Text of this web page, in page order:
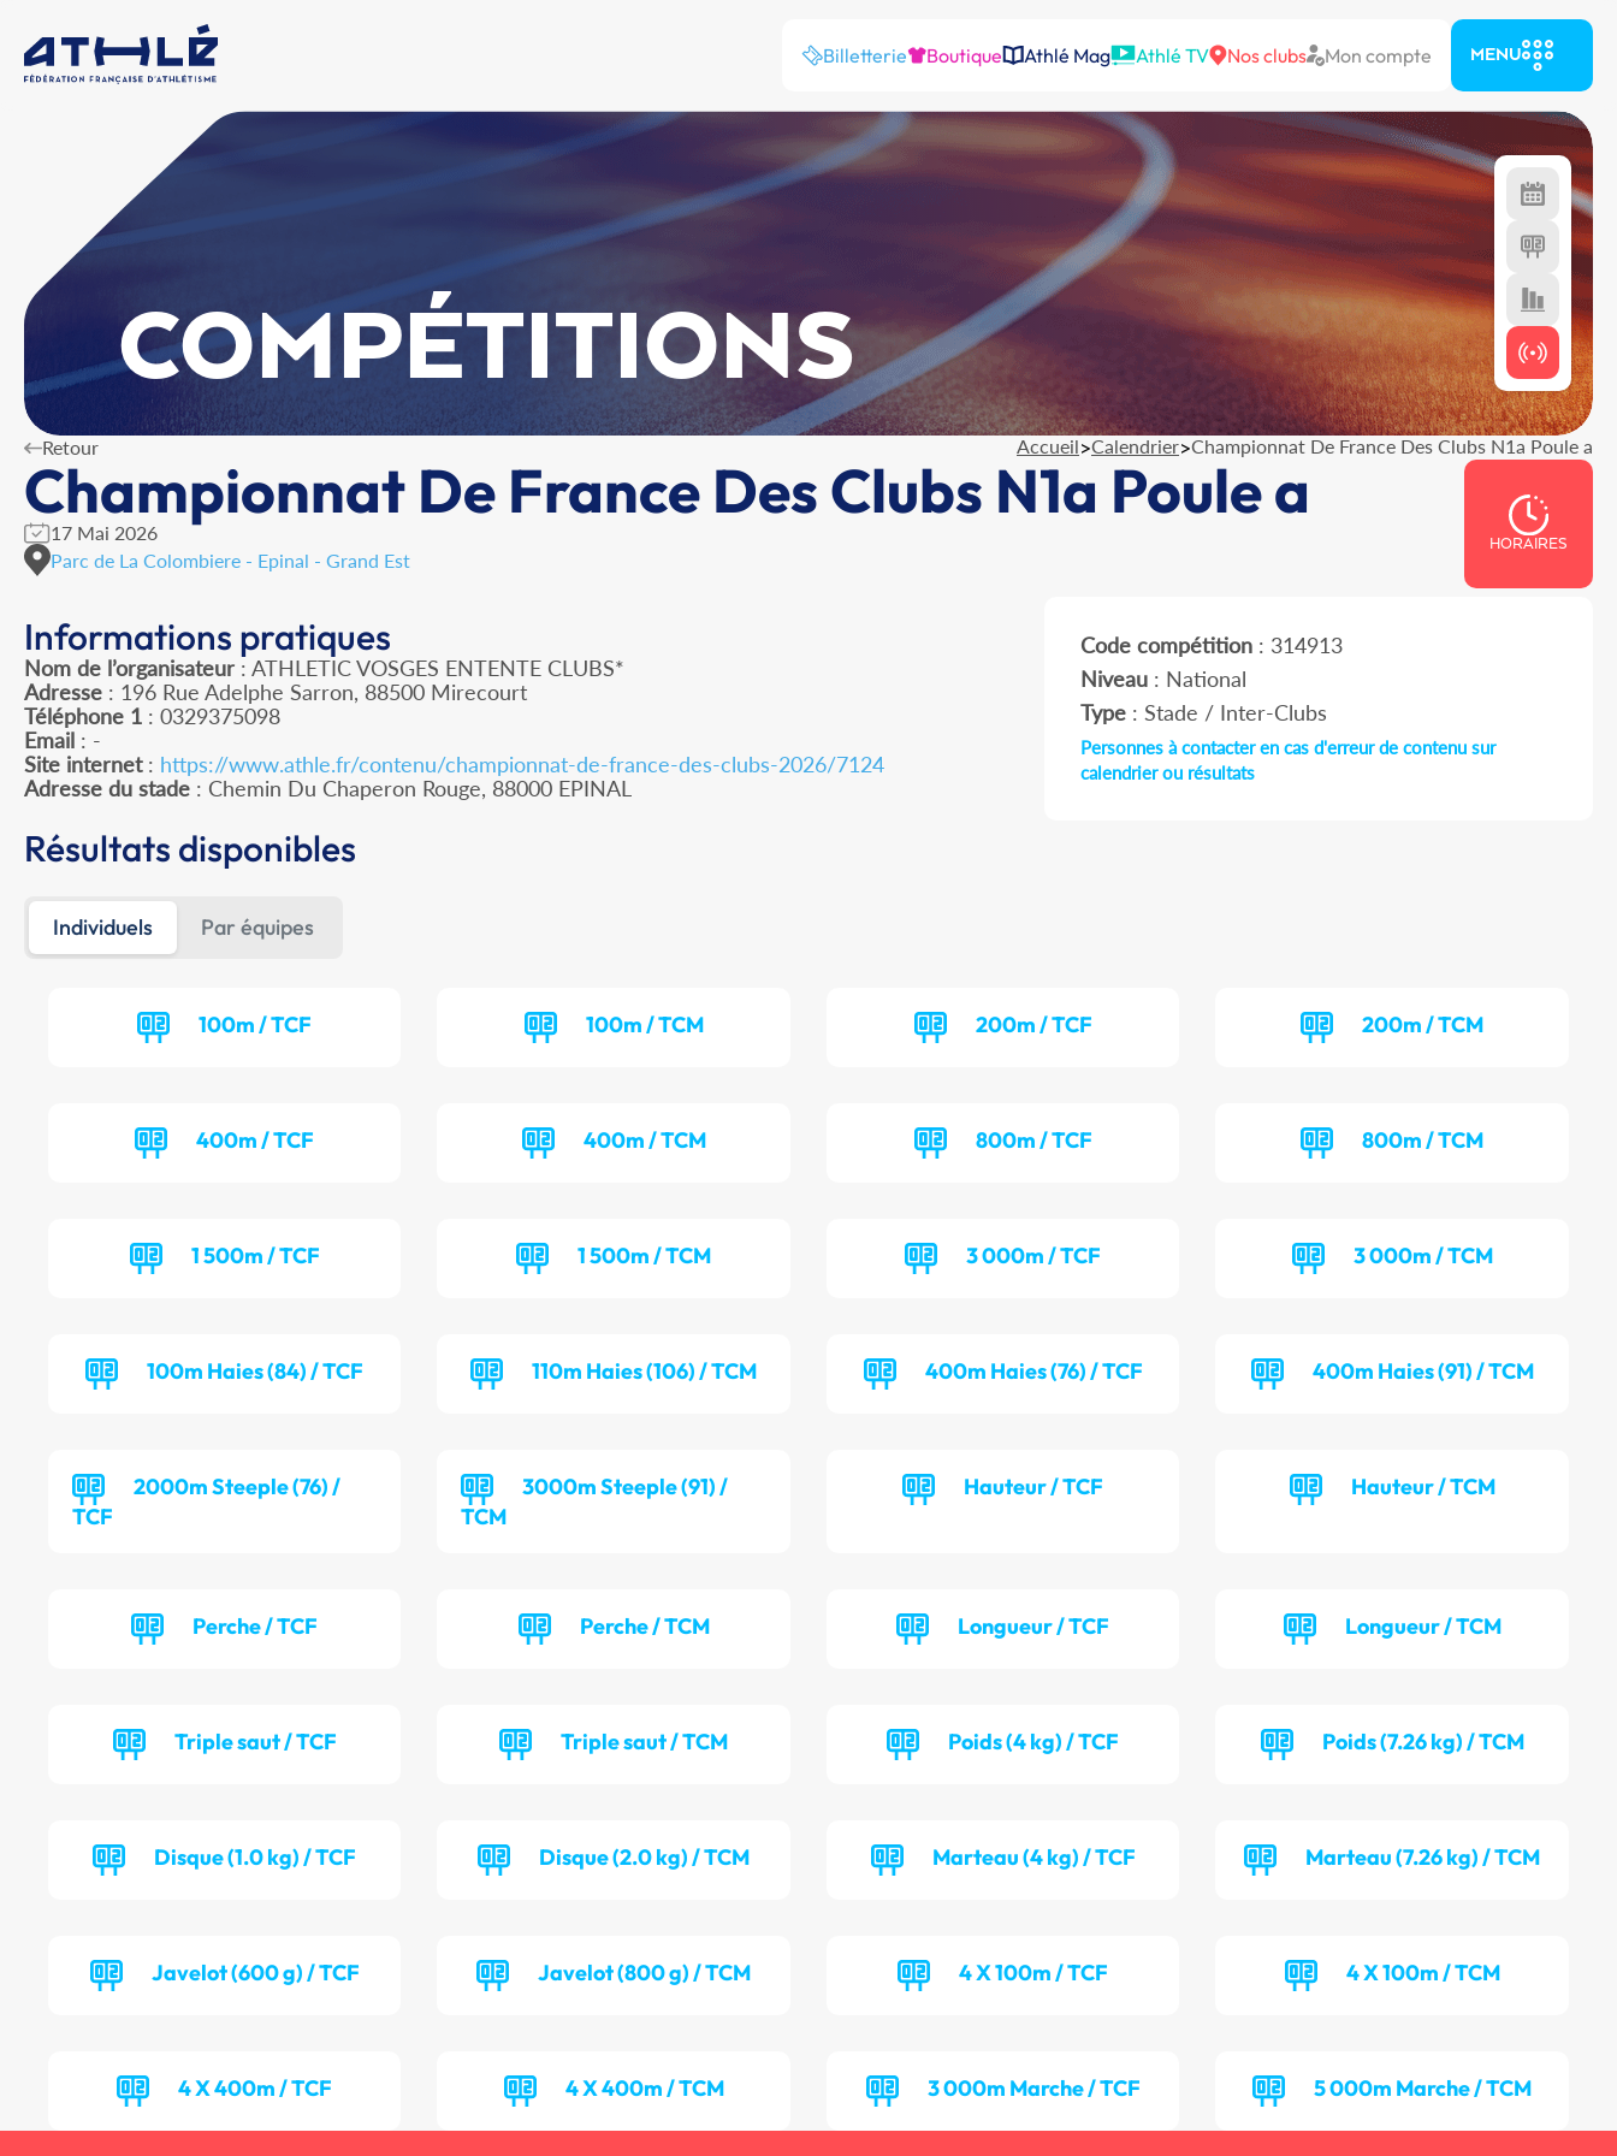
Billetterie Boutique Athlé Mag Athlé TV Nos clubs Mon compte MENU
COMPÉTITIONS
Retour Accueil>Calendrier>Championnat De France Des Clubs N1a Poule a
Championnat De France Des Clubs N1a Poule a
17 Mai 2026
Parc de La Colombiere - Epinal - Grand Est
HORAIRES
Informations pratiques
Nom de l’organisateur : ATHLETIC VOSGES ENTENTE CLUBS*
Adresse : 196 Rue Adelphe Sarron, 88500 Mirecourt
Téléphone 1 : 0329375098
Email : -
Site internet: https://www.athle.fr/contenu/championnat-de-france-des-clubs-2026/7124
Adresse du stade : Chemin Du Chaperon Rouge, 88000 EPINAL
Code compétition: 314913
Niveau: National
Type: Stade / Inter-Clubs
Personnes à contacter en cas d'erreur de contenu sur
calendrier ou résultats
Résultats disponibles
Individuels Par équipes
100m / TCF 100m / TCM 200m / TCF 200m / TCM
400m / TCF 400m / TCM 800m / TCF 800m / TCM
1 500m / TCF 1 500m / TCM 3 000m / TCF 3 000m / TCM
100m Haies (84) / TCF 110m Haies (106) / TCM 400m Haies (76) / TCF 400m Haies (91) / TCM
2000m Steeple (76) /
TCF
3000m Steeple (91) /
TCM
Hauteur / TCF Hauteur / TCM
Perche / TCF Perche / TCM Longueur / TCF Longueur / TCM
Triple saut / TCF Triple saut / TCM Poids (4 kg) / TCF Poids (7.26 kg) / TCM
Disque (1.0 kg) / TCF Disque (2.0 kg) / TCM Marteau (4 kg) / TCF Marteau (7.26 kg) / TCM
Javelot (600 g) / TCF Javelot (800 g) / TCM 4 X 100m / TCF 4 X 100m / TCM
4 X 400m / TCF 4 X 400m / TCM 3 000m Marche / TCF 5 000m Marche / TCM